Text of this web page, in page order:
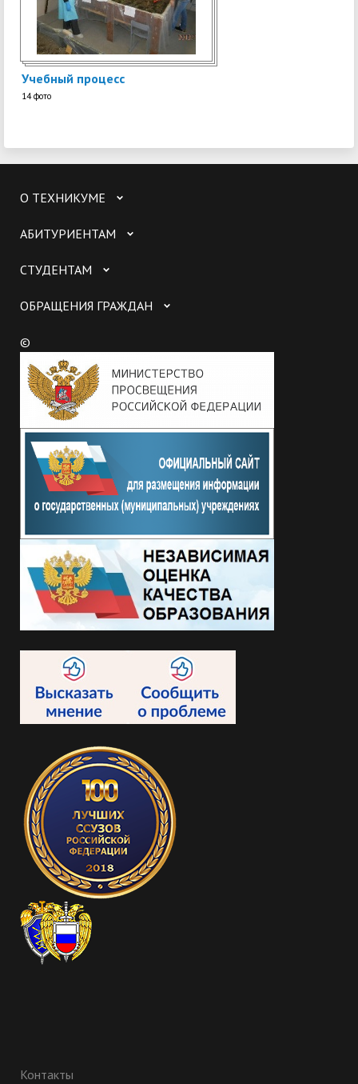
Учебный процесс
14 фото
О ТЕХНИКУМЕ
АБИТУРИЕНТАМ
СТУДЕНТАМ
ОБРАЩЕНИЯ ГРАЖДАН
©
Контакты